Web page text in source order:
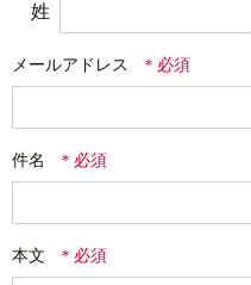
姓
メールアドレス
件名
本文